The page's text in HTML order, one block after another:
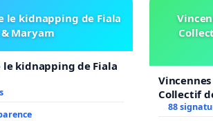
nos tarifs… Croyez sincèrement
à rester le plus correct
simplement le droit de travailler et
le kidnapping de Fiala
& Maryam
le kidnapping de Fiala
Collectif
Veil
88